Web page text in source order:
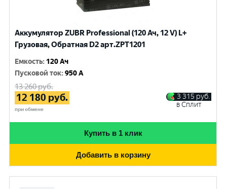
Аккумулятор ZUBR Professional (120 Ач, 12 V) L+
Грузовая, Обратная D2 арт.ZPT1201
Емкость: 120 Ач
Пусковой ток:950 A
13 260руб.
12 180 руб.
при обмене
3 315 руб.
в Сплит
Купить в 1 клик
Добавить в корзину